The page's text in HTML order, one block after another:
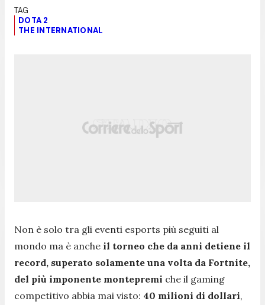
DOTA 2
THE INTERNATIONAL
Non è solo tra gli eventi esports più seguiti al
mondo ma è anche il torneo che da anni detiene il
record, superato solamente una volta da Fortnite,
del più imponente montepremi che il gaming
competitivo abbia mai visto: 40 milioni di dollari,